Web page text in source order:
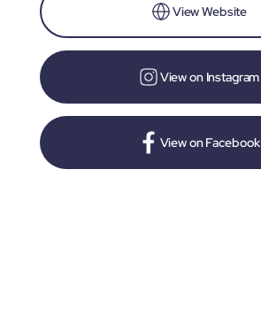
View Website
View on Instagram
View on Facebook